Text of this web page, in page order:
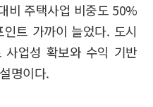
비 주택사업 비중도 50%
트 가까이 늘었다. 도시
사업성 확보와 수익 기반
명이다.